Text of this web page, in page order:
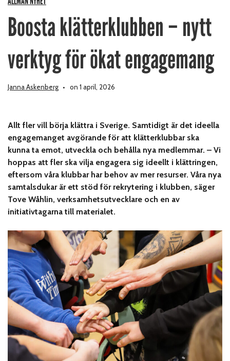
Boosta klätterklubben – nytt
verktyg för ökat engagemang
Janna Askenberg on 1 april, 2026
Allt fler vill börja klättra i Sverige. Samtidigt är det ideella
engagemanget avgörande för att klätterklubbar ska
kunna ta emot, utveckla och behålla nya medlemmar. – Vi
hoppas att fler ska vilja engagera sig ideellt i klättringen,
eftersom våra klubbar har behov av mer resurser. Våra nya
samtalsdukar är ett stöd för rekrytering i klubben, säger
Tove Wåhlin, verksamhetsutvecklare och en av
initiativtagarna till materialet.